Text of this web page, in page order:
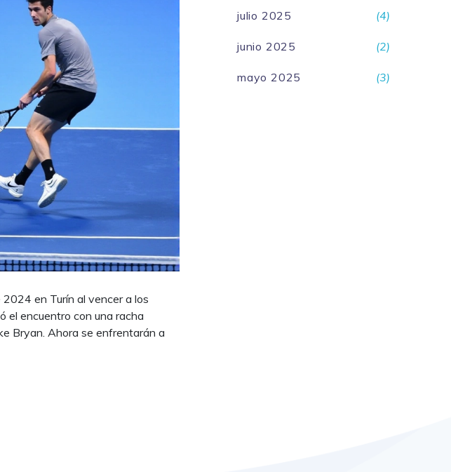
en Turín al vencer a los
el encuentro con una racha
Bryan. Ahora se enfrentarán a
julio 2025 (4)
junio 2025 (2)
mayo 2025 (3)